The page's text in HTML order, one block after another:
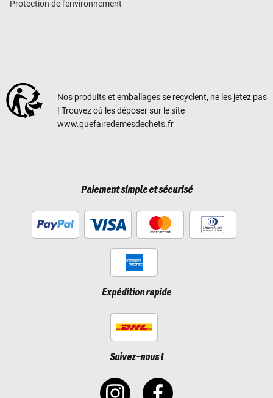
Protection de l'environnement
Nos produits et emballages se recyclent, ne les jetez pas
! Trouvez où les déposer sur le site
www.quefairedemesdechets.fr
Paiement simple et sécurisé
Expédition rapide
Suivez-nous !